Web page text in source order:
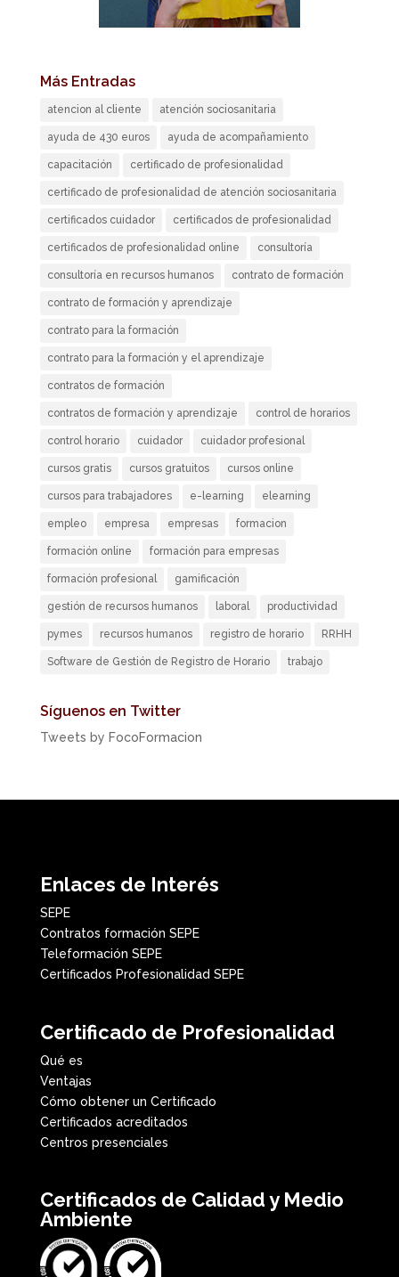
Más Entradas
atencion al cliente atención sociosanitaria
ayuda de 430 euros ayuda de acompañamiento
capacitación certificado de profesionalidad
certificado de profesionalidad de atención sociosanitaria
certificados cuidador certificados de profesionalidad
certificados de profesionalidad online consultoría
consultoría en recursos humanos contrato de formación
contrato de formación y aprendizaje
contrato para la formación
contrato para la formación y el aprendizaje
contratos de formación
contratos de formación y aprendizaje control de horarios
control horario cuidador cuidador profesional
cursos gratis cursos gratuitos cursos online
cursos para trabajadores e-learning elearning
empleo empresa empresas formacion
formación online formación para empresas
formación profesional gamificación
gestión de recursos humanos laboral productividad
pymes recursos humanos registro de horario RRHH
Software de Gestión de Registro de Horario trabajo
Síguenos en Twitter
Tweets by FocoFormacion
Enlaces de Interés
SEPE
Contratos formación SEPE
Teleformación SEPE
Certificados Profesionalidad SEPE
Certificado de Profesionalidad
Qué es
Ventajas
Cómo obtener un Certificado
Certificados acreditados
Centros presenciales
Certificados de Calidad y Medio
Ambiente